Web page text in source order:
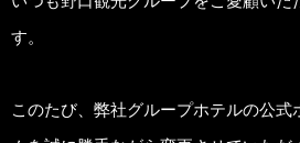
す。
このたび、弊社グループホテルの公式